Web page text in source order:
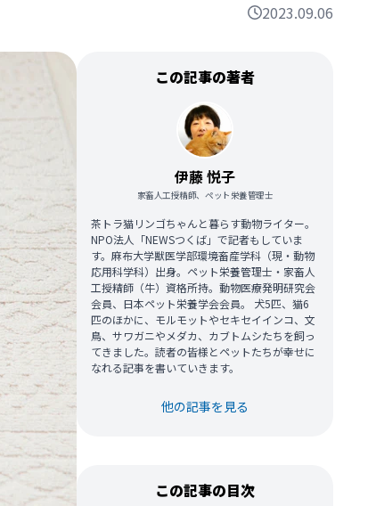
2023.09.06
この記事の著者
伊藤 悦子
家畜人工授精師、ペット栄養管理士
茶トラ猫リンゴちゃんと暮らす動物ライター。
NPO法人「NEWSつくば」で記者もしていま
す。麻布大学獣医学部環境畜産学科（現・動物
応用科学科）出身。ペット栄養管理士・家畜人
工授精師（牛）資格所持。動物医療発明研究会
会員、日本ペット栄養学会会員。 犬5匹、猫6
匹のほかに、モルモットやセキセイインコ、文
鳥、サワガニやメダカ、カブトムシたちを飼っ
てきました。読者の皆様とペットたちが幸せに
なれる記事を書いていきます。
他の記事を見る
この記事の目次